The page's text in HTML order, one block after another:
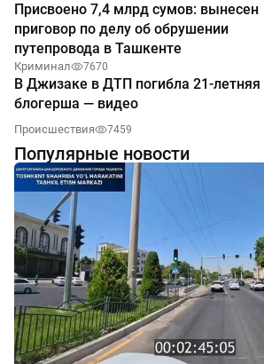
Присвоено 7,4 млрд сумов: вынесен
приговор по делу об обрушении
путепровода в Ташкенте
Криминал 7670
В Джизаке в ДТП погибла 21-летняя
блогерша — видео
Происшествия 7459
Популярные новости